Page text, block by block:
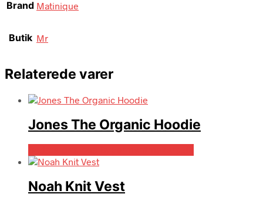
Brand Matinique
Butik Mr
Relaterede varer
Jones The Organic Hoodie
Noah Knit Vest